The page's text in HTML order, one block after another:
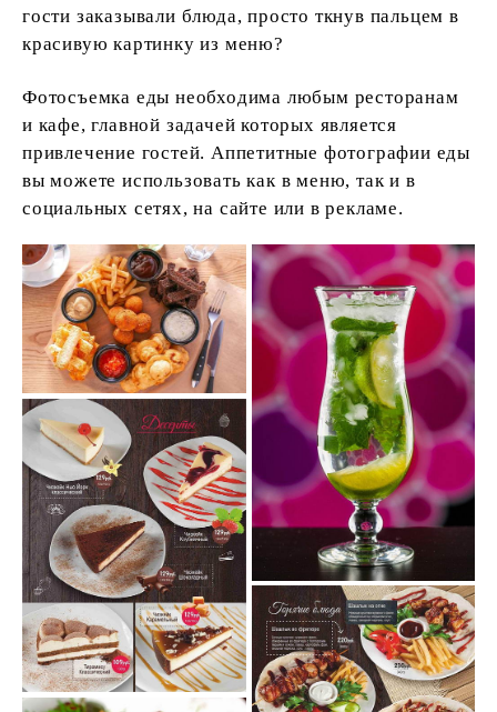
гости заказывали блюда, просто ткнув пальцем в
красивую картинку из меню?
Фотосъемка еды необходима любым ресторанам
и кафе, главной задачей которых является
привлечение гостей. Аппетитные фотографии еды
вы можете использовать как в меню, так и в
социальных сетях, на сайте или в рекламе.